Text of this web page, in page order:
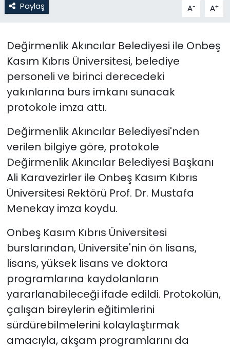
Paylaş A- A+
Değirmenlik Akıncılar Belediyesi ile Onbeş
Kasım Kıbrıs Üniversitesi, belediye
personeli ve birinci derecedeki
yakınlarına burs imkanı sunacak
protokole imza attı.
Değirmenlik Akıncılar Belediyesi'nden
verilen bilgiye göre, protokole
Değirmenlik Akıncılar Belediyesi Başkanı
Ali Karavezirler ile Onbeş Kasım Kıbrıs
Üniversitesi Rektörü Prof. Dr. Mustafa
Menekay imza koydu.
Onbeş Kasım Kıbrıs Üniversitesi
burslarından, Üniversite'nin ön lisans,
lisans, yüksek lisans ve doktora
programlarına kaydolanların
yararlanabileceği ifade edildi. Protokolün,
çalışan bireylerin eğitimlerini
sürdürebilmelerini kolaylaştırmak
amacıyla, akşam programlarını da
Politika
SAĞLIK
Spor
Teknoloji
TÜRKiYE
Video Galeri
YAŞAM
Yazarlar